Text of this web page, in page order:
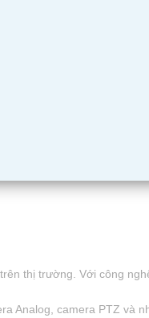
thị trường. Với công
Analog, camera PTZ